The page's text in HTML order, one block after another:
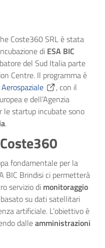
Coste360 SRL è stata
di ESA BIC
del Sud Italia parte
Centre. Il programma è
, con il
e dell’Agenzia
le startup incubate sono
.
fondamentale per la
BIC Brindisi ci permetterà
servizio di monitoraggio
su dati satellitari
artificiale. L’obiettivo è
dalleamministrazioni